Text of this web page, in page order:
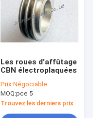
Les roues d'affûtage
CBN électroplaquées
Prix:Négociable
MOQ:pce 5
Trouvez les derniers prix